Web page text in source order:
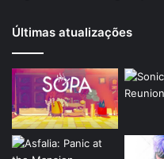
Últimas atualizações